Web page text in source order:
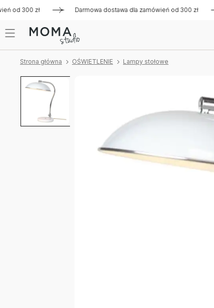
od 300 zł Darmowa dostawa dla zamówień od 300 zł
Strona główna OŚWIETLENIE Lampy stołowe